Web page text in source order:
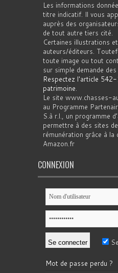
Les informations
titre indicatif. Il vous
auprès des
de tout autre tiers cité.
Certaines illustrations
auteurs/éditeurs.
toute image ou tout
sur simple demande
Respectez l'article 542-
patrimoine.
Le site www.chasses-
au Programme
S.à r.l., un programme
permettre à des sites
rémunération grâce à la
Amazon.fr
CONNEXION
Mot de passe perdu ?